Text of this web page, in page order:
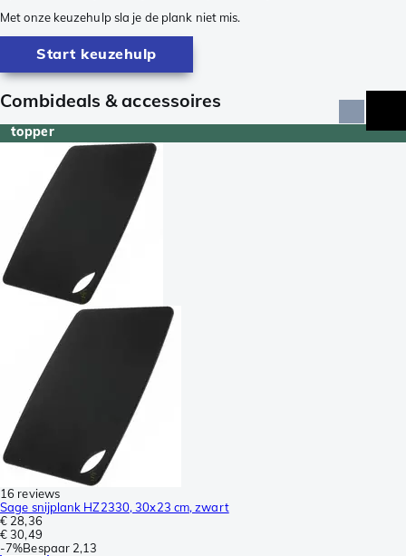
Met onze keuzehulp sla je de plank niet mis.
Start keuzehulp
Combideals & accessoires
topper
16 reviews
Sage snijplank HZ2330, 30x23 cm, zwart
€ 28,36
€ 30,49
-7%Bespaar 2,13